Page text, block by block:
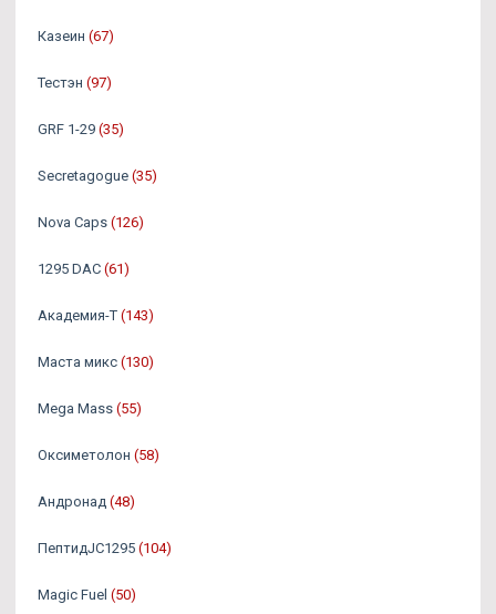
Казеин (67)
Тестэн (97)
GRF 1-29 (35)
Secretagogue (35)
Nova Caps (126)
1295 DAC (61)
Академия-Т (143)
Маста микс (130)
Mega Mass (55)
Оксиметолон (58)
Андронад (48)
ПептидJC1295 (104)
Magic Fuel (50)